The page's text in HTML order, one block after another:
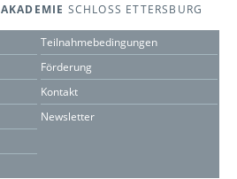
AKADEMIE SCHLOSS ETTERSBURG
Teilnahmebedingungen
Förderung
Kontakt
Newsletter